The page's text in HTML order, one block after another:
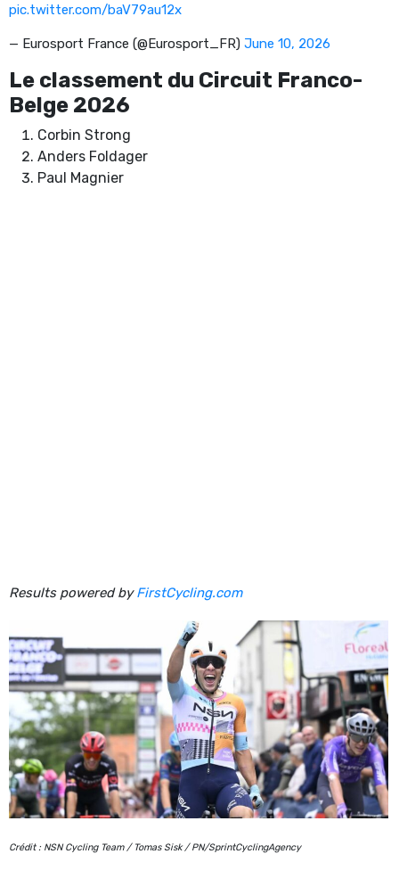
pic.twitter.com/baV79au12x
— Eurosport France (@Eurosport_FR) June 10, 2026
Le classement du Circuit Franco-
Belge 2026
Corbin Strong
Anders Foldager
Paul Magnier
Results powered byFirstCycling.com
Crédit : NSN Cycling Team / Tomas Sisk / PN/SprintCyclingAgency